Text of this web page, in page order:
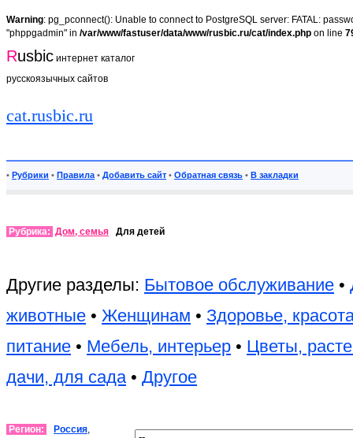
Warning: pg_pconnect(): Unable to connect to PostgreSQL server: FATAL:
"phppgadmin" in /var/www/fastuser/data/www/rusbic.ru/cat/index.php on line
Rusbic интернет каталог
русскоязычных сайтов
cat.rusbic.ru
• Рубрики • Правила • Добавить сайт • Обратная связь • В закладки
Рубрика: Дом, семья Для детей
Другие разделы: Бытовое обслуживание •
животные • Женщинам • Здоровье,
питание • Мебель, интерьер • Цветы,
дачи, для сада• Другое
Регион: Россия,